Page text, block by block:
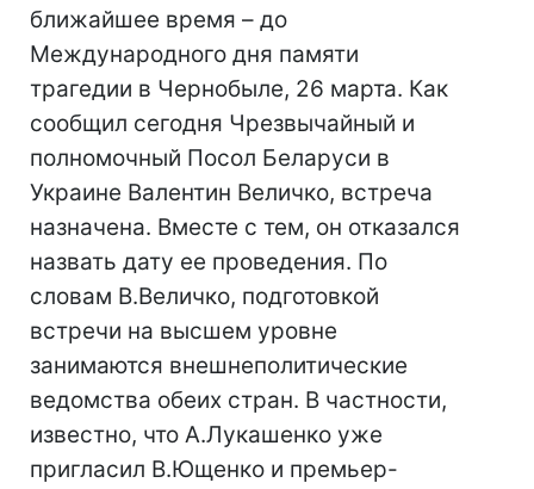
ближайшее время – до
Международного дня памяти
трагедии в Чернобыле, 26 марта. Как
сообщил сегодня Чрезвычайный и
полномочный Посол Беларуси в
Украине Валентин Величко, встреча
назначена. Вместе с тем, он отказался
назвать дату ее проведения. По
словам В.Величко, подготовкой
встречи на высшем уровне
занимаются внешнеполитические
ведомства обеих стран. В частности,
известно, что А.Лукашенко уже
пригласил В.Ющенко и премьер-